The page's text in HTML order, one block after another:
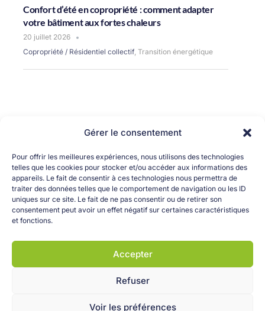
Gérer le consentement
Pour offrir les meilleures expériences, nous utilisons des technologies
telles que les cookies pour stocker et/ou accéder aux informations des
appareils. Le fait de consentir à ces technologies nous permettra de
traiter des données telles que le comportement de navigation ou les ID
uniques sur ce site. Le fait de ne pas consentir ou de retirer son
consentement peut avoir un effet négatif sur certaines caractéristiques
et fonctions.
Accepter
Refuser
Voir les préférences
Confort d’été en copropriété : comment adapter
votre bâtiment aux fortes chaleurs
20 juillet 2026
Copropriété / Résidentiel collectif,Transition énergétique
OK